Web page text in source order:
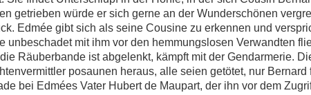
getrieben würde er sich gerne an der Wunderschönen
Edmée gibt sich als seine Cousine zu erkennen und
unbeschadet mit ihm vor den hemmungslosen Verwandten
Räuberbande ist abgelenkt, kämpft mit der Gendarmerie.
posaunen heraus, alle seien getötet, nur Bernard
bei Edmées Vater Hubert de Maupart, der ihn vor dem